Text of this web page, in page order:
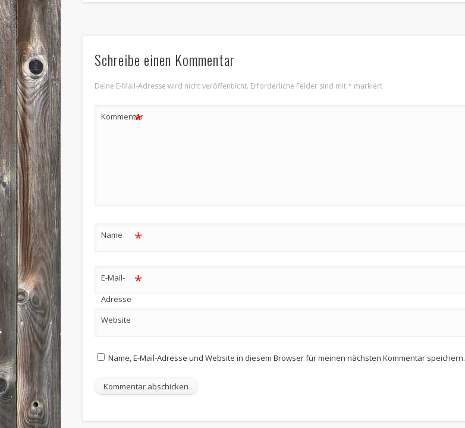
Schreibe einen Kommentar
Deine E-Mail-Adresse wird nicht veröffentlicht. Erforderliche Felder sind mit* markiert
Kommentar
*
Name *
E-Mail-
Adresse
*
Website
Name, E-Mail-Adresse und Website in diesem Browser für meinen nächsten Kommentar speichern.